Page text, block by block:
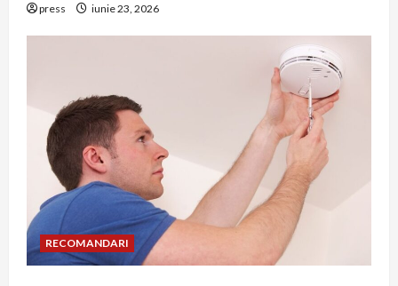
press iunie 23, 2026
RECOMANDARI